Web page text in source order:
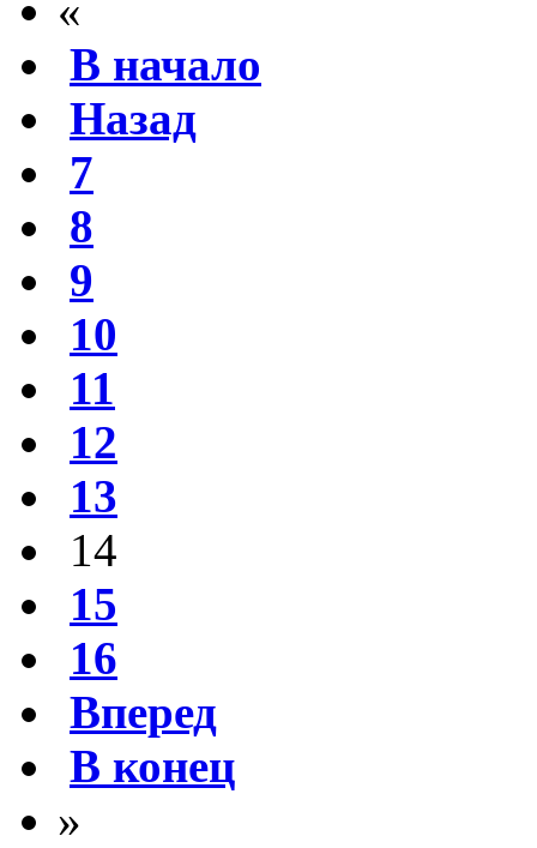
«
В начало
Назад
7
8
9
10
11
12
13
14
15
16
Вперед
В конец
»